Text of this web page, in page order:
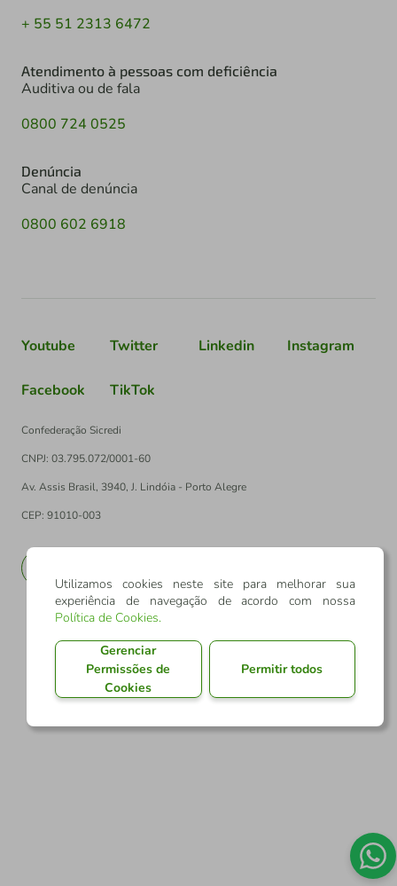
+ 55 51 2313 6472
Atendimento à pessoas com deficiência
Auditiva ou de fala
0800 724 0525
Denúncia
Canal de denúncia
0800 602 6918
Youtube Twitter Linkedin Instagram
Facebook TikTok
Confederação Sicredi
CNPJ: 03.795.072/0001-60
Av. Assis Brasil, 3940, J. Lindóia - Porto Alegre
CEP: 91010-003
Utilizamos cookies neste site para melhorar sua
experiência de navegação de acordo com nossa
Política de Cookies.
Gerenciar
Permissões de
Cookies
Permitir todos